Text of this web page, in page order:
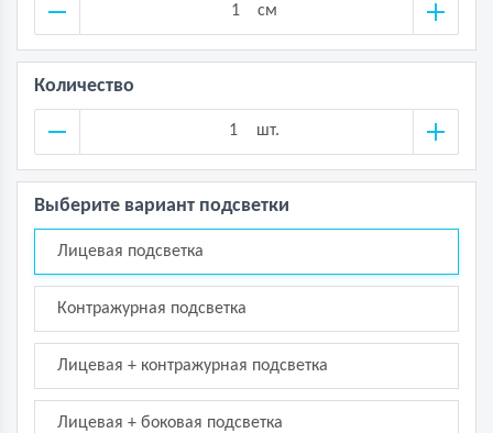
см
Количество
шт.
Выберите вариант подсветки
Лицевая подсветка
Контражурная подсветка
Лицевая + контражурная подсветка
Лицевая + боковая подсветка